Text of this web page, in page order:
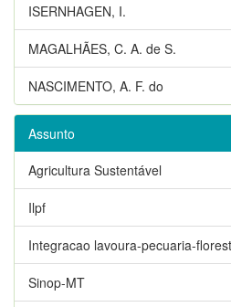
ISERNHAGEN, I.
MAGALHÃES, C. A. de S.
NASCIMENTO, A. F. do
Assunto
Agricultura Sustentável
Ilpf
Integracao lavoura-pecuaria-
Sinop-MT